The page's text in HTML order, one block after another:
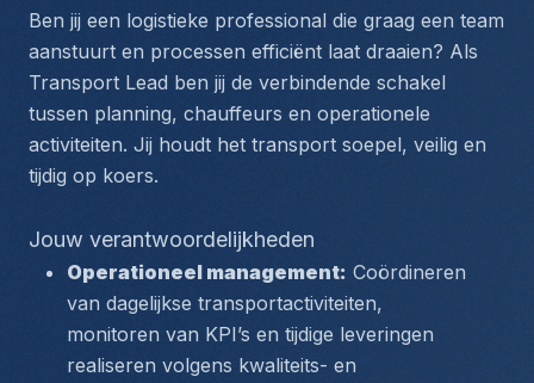
Ben jij een logistieke professional die graag een team
aanstuurt en processen efficiënt laat draaien? Als
Transport Lead ben jij de verbindende schakel
tussen planning, chauffeurs en operationele
activiteiten. Jij houdt het transport soepel, veilig en
tijdig op koers.
Jouw verantwoordelijkheden
Operationeel management: Coördineren
van dagelijkse transportactiviteiten,
monitoren van KPI’s en tijdige leveringen
realiseren volgens kwaliteits- en